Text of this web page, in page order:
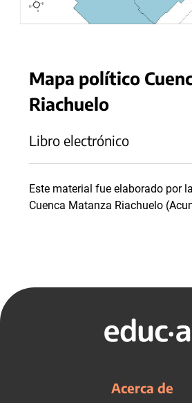
Mapa político
Riachuelo
Libro electrónico
Este material fue elaborado por
Cuenca Matanza Riachuelo
Acerca de